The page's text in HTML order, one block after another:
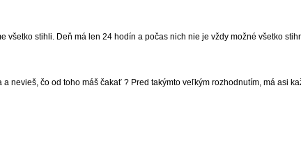
stihli. Deň má len 24 hodín a počas nich nie je vždy možné všetko
čo od toho máš čakať ? Pred takýmto veľkým rozhodnutím, má asi